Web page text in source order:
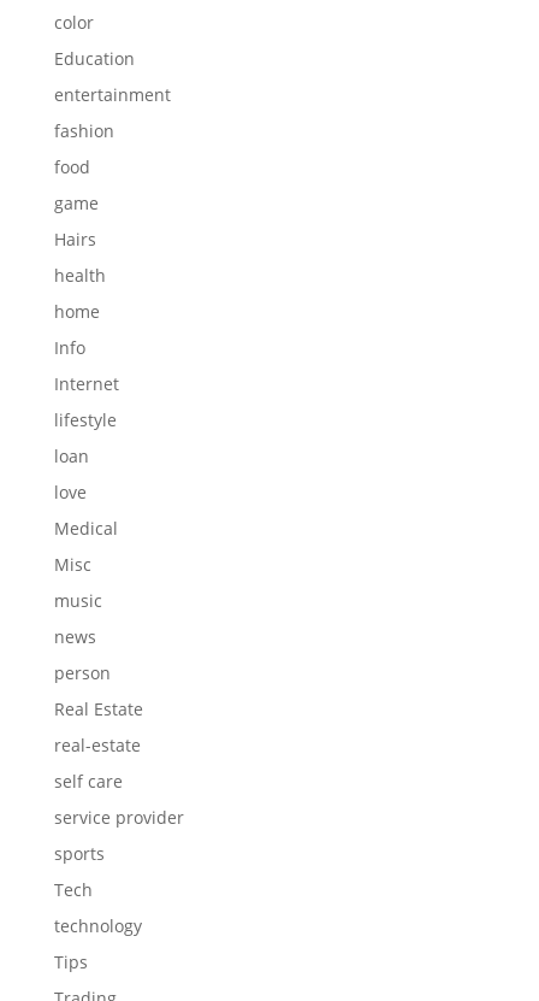
color
Education
entertainment
fashion
food
game
Hairs
health
home
Info
Internet
lifestyle
loan
love
Medical
Misc
music
news
person
Real Estate
real-estate
self care
service provider
sports
Tech
technology
Tips